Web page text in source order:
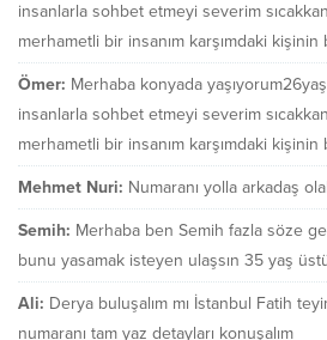
insanlarla sohbet etmeyi severim
merhametli bir insanım karşımdaki kişinin
Ömer: Merhaba konyada
insanlarla sohbet etmeyi severim
merhametli bir insanım karşımdaki kişinin
Mehmet Nuri: Numaranı yolla arkadaş
Semih: Merhaba ben Semih fazla söze
bunu yasamak isteyen ulaşsın 35 yaş
Ali: Derya buluşalım mı İstanbul Fatih
numaranı tam yaz detayları konuşalım